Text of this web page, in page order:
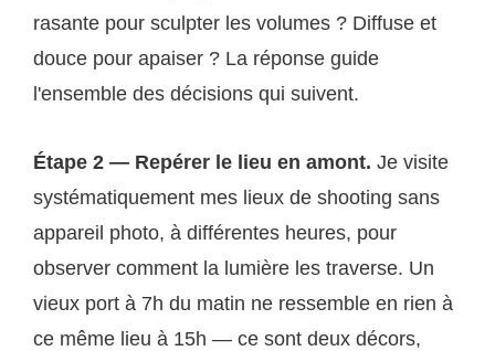
rasante pour sculpter les volumes ? Diffuse et
douce pour apaiser ? La réponse guide
l'ensemble des décisions qui suivent.
Étape 2 — Repérer le lieu en amont. Je visite
systématiquement mes lieux de shooting sans
appareil photo, à différentes heures, pour
observer comment la lumière les traverse. Un
vieux port à 7h du matin ne ressemble en rien à
ce même lieu à 15h — ce sont deux décors,